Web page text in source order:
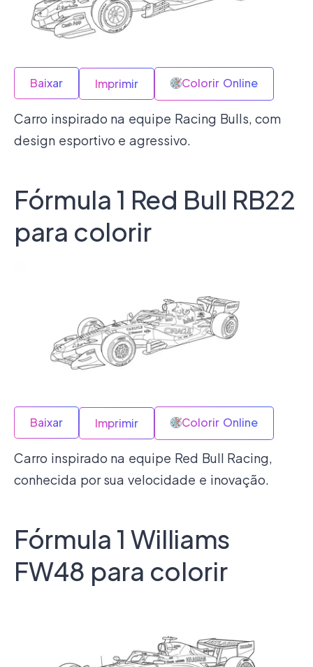
Baixar Imprimir Colorir Online
Carro inspirado na equipe Racing Bulls, com
design esportivo e agressivo.
Fórmula 1 Red Bull RB22
para colorir
Baixar Imprimir Colorir Online
Carro inspirado na equipe Red Bull Racing,
conhecida por sua velocidade e inovação.
Fórmula 1 Williams
FW48 para colorir